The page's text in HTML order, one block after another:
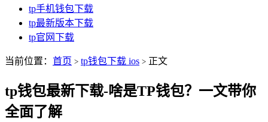
tp手机钱包下载
tp最新版本下载
tp官网下载
当前位置： 首页 > tp钱包下载 ios > 正文
tp钱包最新下载-啥是TP钱包？一文带你
全面了解